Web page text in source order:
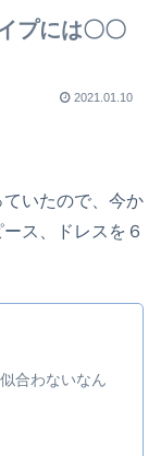
プには〇〇
2021.01.10
いたので、今か
ス、ドレスを６
合わないなん